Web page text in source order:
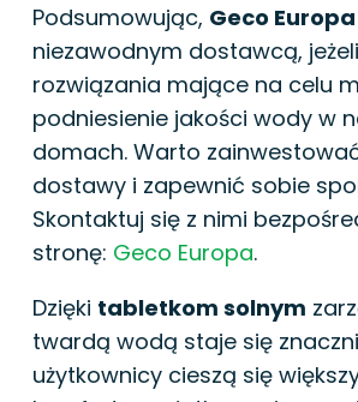
Podsumowując, Geco Europa
niezawodnym dostawcą,
rozwiązania mające na celu
podniesienie jakości wody w
domach. Warto
dostawy i zapewnić sobie
Skontaktuj się z nimi
stronę: Geco Europa.
Dzięki tabletkom solnym
twardą wodą staje się
użytkownicy cieszą się